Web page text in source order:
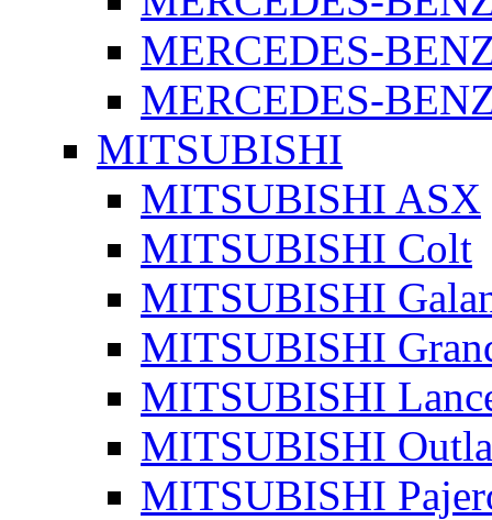
MERCEDES-
MERCEDES-
MITSUBISHI
MITSUBISHI ASX
MITSUBISHI Colt
MITSUBISHI
MITSUBISHI
MITSUBISHI
MITSUBISHI
MITSUBISHI